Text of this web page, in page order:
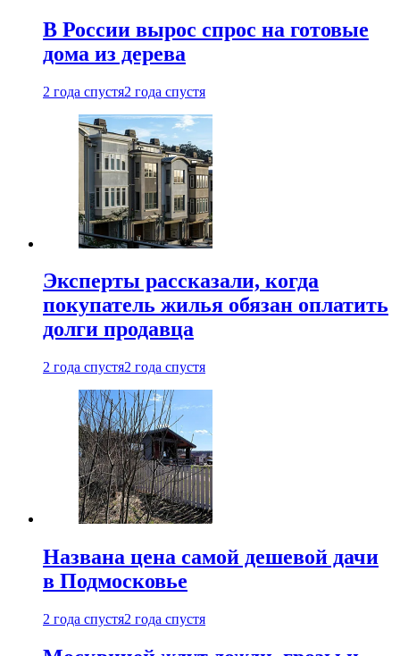
В России вырос спрос на готовые
дома из дерева
2 года спустя2 года спустя
Эксперты рассказали, когда
покупатель жилья обязан оплатить
долги продавца
2 года спустя2 года спустя
Названа цена самой дешевой дачи
в Подмосковье
2 года спустя2 года спустя